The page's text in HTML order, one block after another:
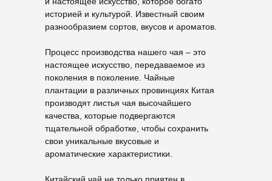
историей и культурой. Известный своим
разнообразием сортов, вкусов и ароматов.
Процесс производства нашего чая – это
настоящее искусство, передаваемое из
поколения в поколение. Чайные
плантации в различных провинциях Китая
производят листья чая высочайшего
качества, которые подвергаются
тщательной обработке, чтобы сохранить
свои уникальные вкусовые и
ароматические характеристики.